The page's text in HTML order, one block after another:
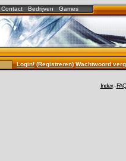
Contact Bedrijven Games
Login!(Registreren)Wachtwoord
Index-FAQ